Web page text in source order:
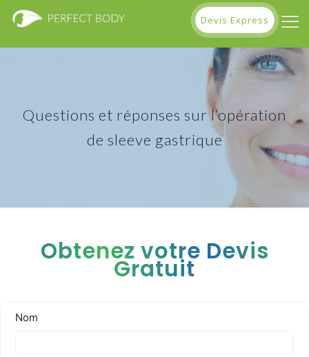
Devis Express
Questions et réponses sur l’opération
de sleeve gastrique
Obtenez votre Devis
Gratuit